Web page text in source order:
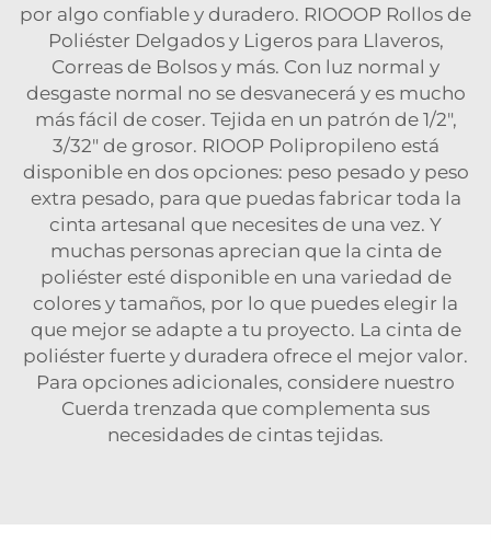
por algo confiable y duradero. RIOOOP Rollos de
Poliéster Delgados y Ligeros para Llaveros,
Correas de Bolsos y más. Con luz normal y
desgaste normal no se desvanecerá y es mucho
más fácil de coser. Tejida en un patrón de 1/2",
3/32" de grosor. RIOOP Polipropileno está
disponible en dos opciones: peso pesado y peso
extra pesado, para que puedas fabricar toda la
cinta artesanal que necesites de una vez. Y
muchas personas aprecian que la cinta de
poliéster esté disponible en una variedad de
colores y tamaños, por lo que puedes elegir la
que mejor se adapte a tu proyecto. La cinta de
poliéster fuerte y duradera ofrece el mejor valor.
Para opciones adicionales, considere nuestro
Cuerda trenzada que complementa sus
necesidades de cintas tejidas.